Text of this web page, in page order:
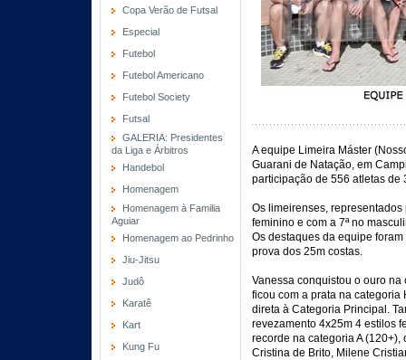
Copa Verão de Futsal
Especial
Futebol
Futebol Americano
Futebol Society
Futsal
GALERIA: Presidentes
da Liga e Árbitros
Handebol
Homenagem
Homenagem à Familia
Aguiar
Homenagem ao Pedrinho
Jiu-Jitsu
Judô
Karatê
Kart
Kung Fu
A equipe Limeira Máster
Guarani de Natação, em
participação de 556 atletas de
Os limeirenses,
feminino e com a 7ª no
Os destaques da equipe
prova dos 25m costas.
Vanessa conquistou o ouro na
ficou com a prata na categoria
direta à Categoria Principal.
revezamento 4x25m 4 estilos
recorde na categoria A (120+),
Cristina de Brito, Milene